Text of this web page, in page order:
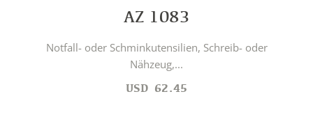
AZ 1083
Notfall- oder Schminkutensilien, Schreib- oder
Nähzeug,...
USD 62.45